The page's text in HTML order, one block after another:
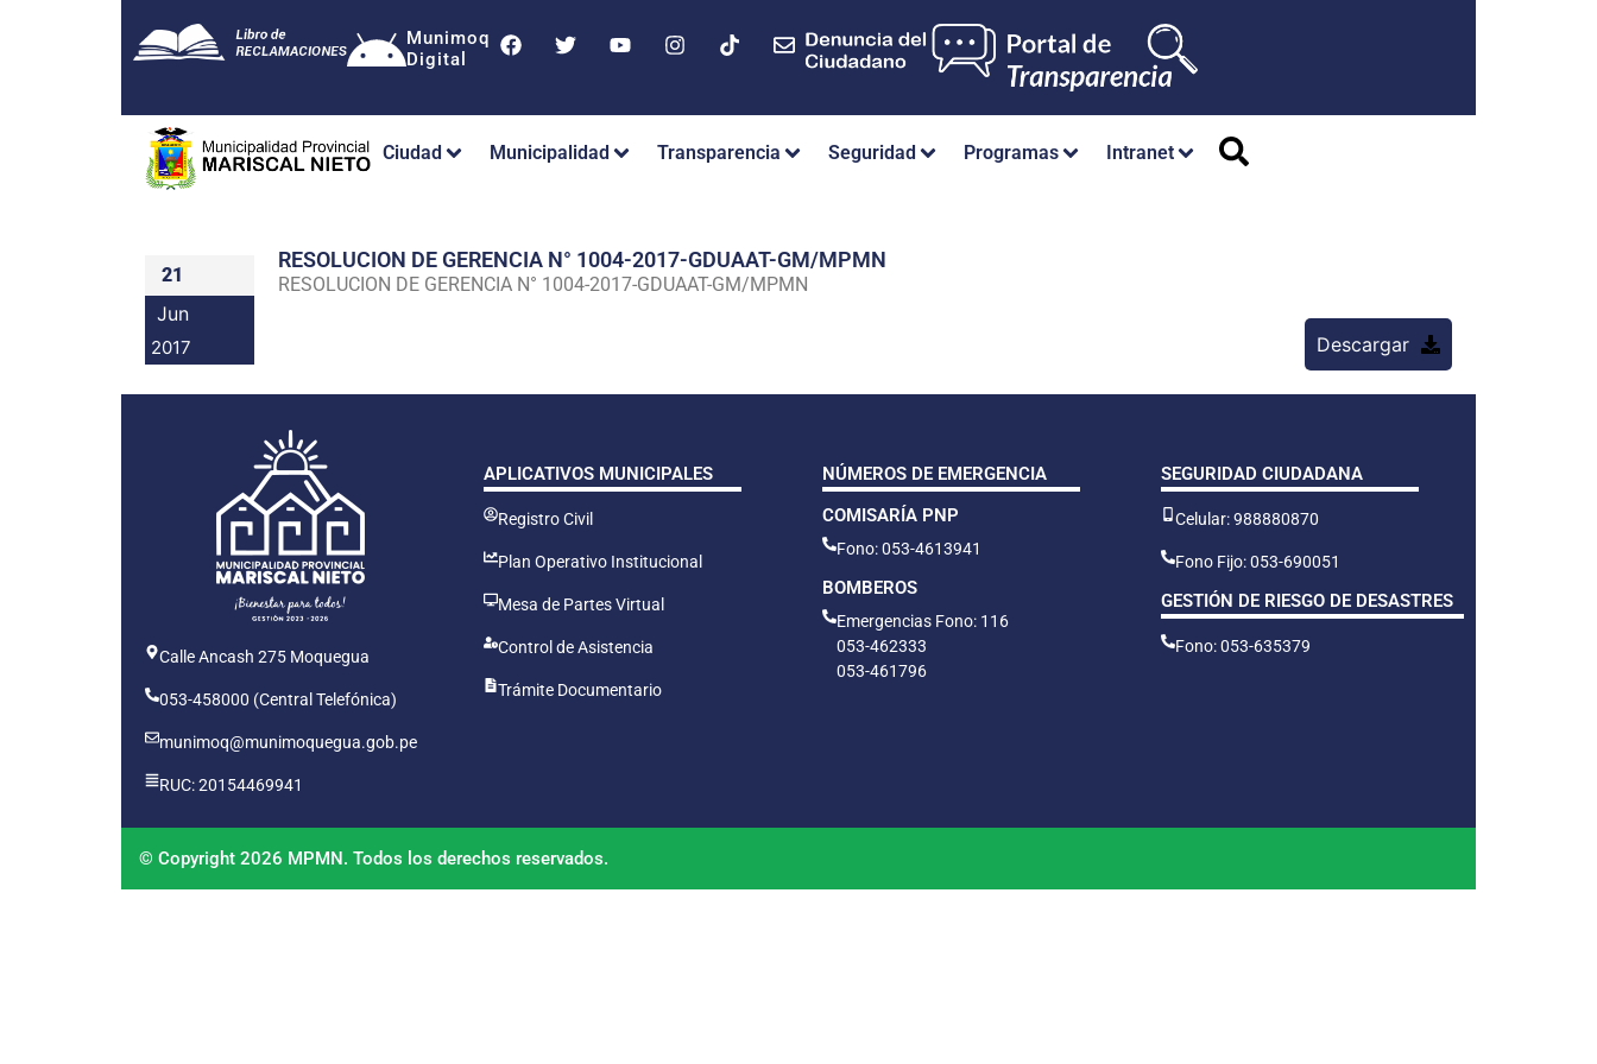
Munimoq
Digital
Ciudad Municipalidad Transparencia Seguridad Programas Intranet
21
Jun
2017
RESOLUCION DE GERENCIA N° 1004-2017-GDUAAT-GM/MPMN
RESOLUCION DE GERENCIA N° 1004-2017-GDUAAT-GM/MPMN
Descargar
Calle Ancash 275 Moquegua
053-458000 (Central Telefónica)
munimoq@munimoquegua.gob.pe
RUC: 20154469941
APLICATIVOS MUNICIPALES
Registro Civil
Plan Operativo Institucional
Mesa de Partes Virtual
Control de Asistencia
Trámite Documentario
NÚMEROS DE EMERGENCIA
COMISARÍA PNP
Fono: 053-4613941
BOMBEROS
Emergencias Fono: 116
053-462333
053-461796
SEGURIDAD CIUDADANA
Celular: 988880870
Fono Fijo: 053-690051
GESTIÓN DE RIESGO DE DESASTRES
Fono: 053-635379
© Copyright 2026 MPMN. Todos los derechos reservados.